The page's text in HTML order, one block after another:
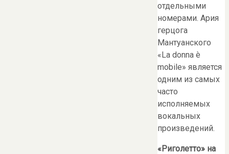
отдельными
номерами. Ария
герцога
Мантуанского
«La donna è
mobile» является
одним из самых
часто
исполняемых
вокальных
произведений.
«Риголетто» на